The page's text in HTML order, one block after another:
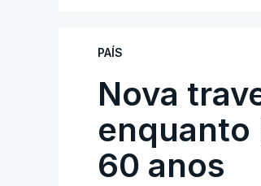
PAÍS
Nova
enquanto
60 anos